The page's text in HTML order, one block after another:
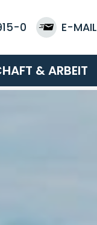
0 E-MAIL
& ARBEIT